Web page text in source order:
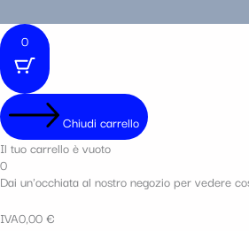
0
Chiudi carrello
Il tuo carrello è vuoto
0
Dai un'occhiata al nostro negozio per vedere
IVA0,00€